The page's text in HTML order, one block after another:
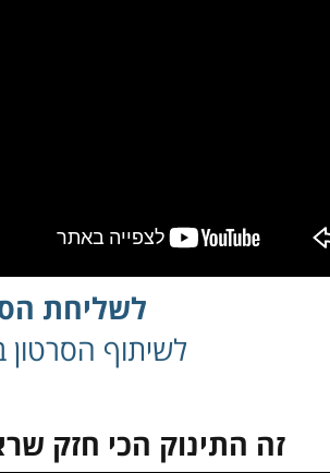
לשליחת
לשיתוף הסרטון
זה התינוק הכי חזק